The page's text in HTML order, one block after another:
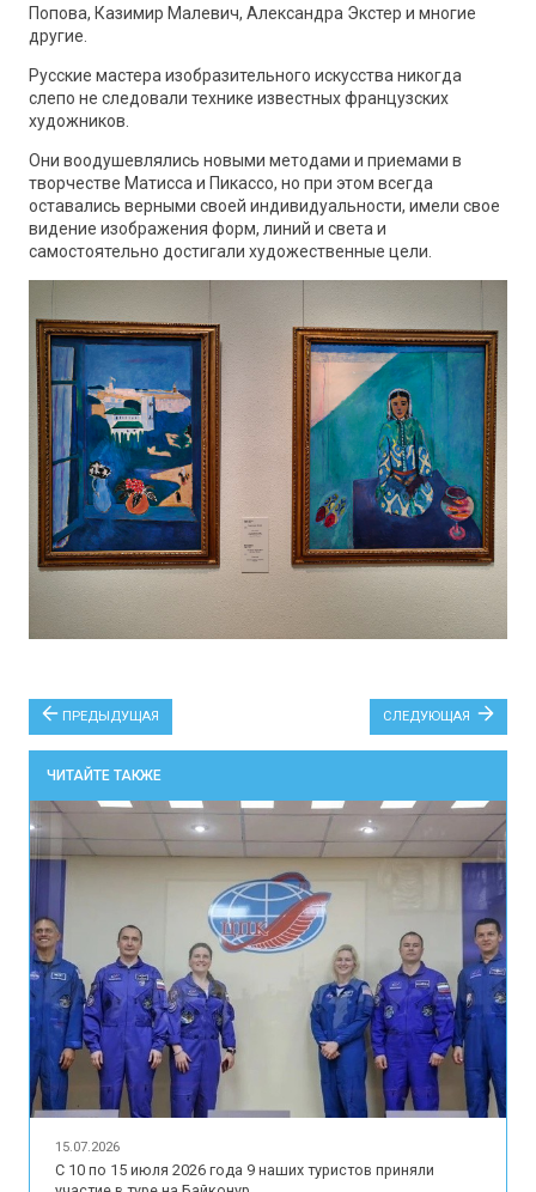
Попова, Казимир Малевич, Александра Экстер и многие
другие.
Русские мастера изобразительного искусства никогда
слепо не следовали технике известных французских
художников.
Они воодушевлялись новыми методами и приемами в
творчестве Матисса и Пикассо, но при этом всегда
оставались верными своей индивидуальности, имели свое
видение изображения форм, линий и света и
самостоятельно достигали художественные цели.
ПРЕДЫДУЩАЯ СЛЕДУЮЩАЯ
ЧИТАЙТЕ ТАКЖЕ
15.07.2026
С 10 по 15 июля 2026 года 9 наших туристов приняли